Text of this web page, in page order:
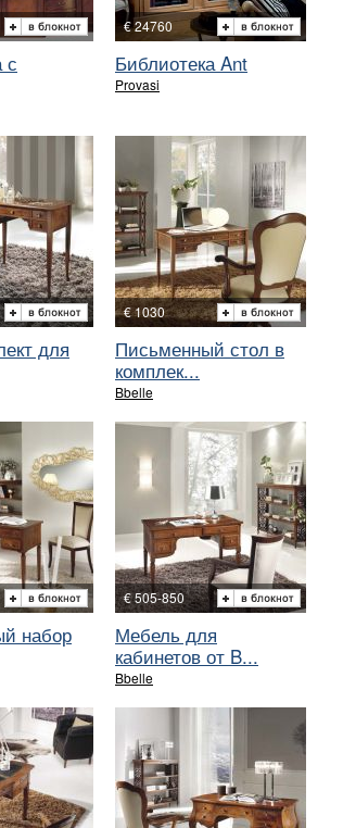
с
€ 24760
Библиотека Ant
Provasi
для
€ 1030
Письменный стол в
комплек...
Bbelle
набор
€ 505-850
Мебель для
кабинетов от B...
Bbelle